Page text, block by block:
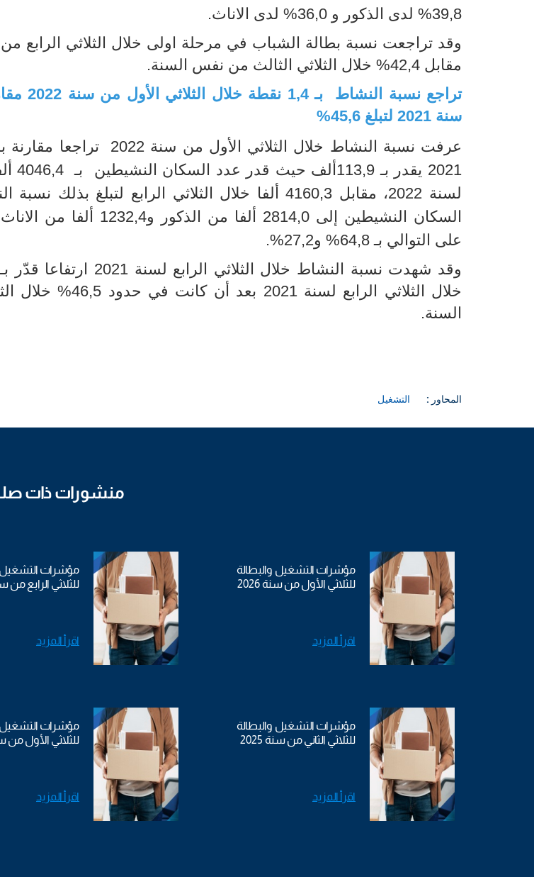
39,8% لدى الذكور و 36,0% لدى الاناث
.
وقد تراجعت
مقابل 42,4% خلال الثلاثي الثالث من نفس السنة
.
تراجع نسبة
سنة 2021 لتبلغ 45,6%
عرفت نسبة النشاط خلال الثلاثي
2021
السكان النشيطين إلى 2814,0 ألفا
على التوالي بـ 64,8% و27,2%.
خلال الثلاثي الرابع لسنة 2021 بعد أن كانت في حدود 46,5
% خلال
السنة.
المحاور : التشغيل
منشورات ذات
مؤشرات التشغيل والبطالة
للثلاثي الأول من سنة 2026
اقرأ المزيد
مؤشرات التشغيل
للثلاثي الرابع من سنة
اقرأ المزيد
مؤشرات التشغيل والبطالة
للثلاثي الثاني من سنة 2025
اقرأ المزيد
مؤشرات التشغيل
للثلاثي الأول من سنة
اقرأ المزيد